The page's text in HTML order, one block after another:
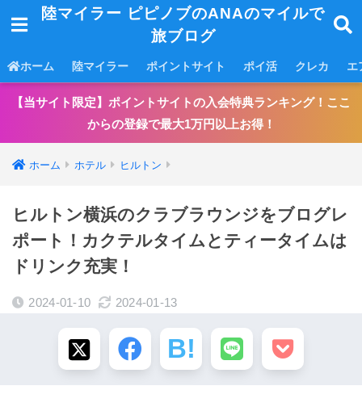
陸マイラー ピピノブのANAのマイルで
旅ブログ
ホーム 陸マイラー ポイントサイト ポイ活 クレカ エ
【当サイト限定】ポイントサイトの入会特典ランキング！ここ
からの登録で最大1万円以上お得！
ホーム ホテル ヒルトン
ヒルトン横浜のクラブラウンジをブログレ
ポート！カクテルタイムとティータイムは
ドリンク充実！
2024-01-10 2024-01-13